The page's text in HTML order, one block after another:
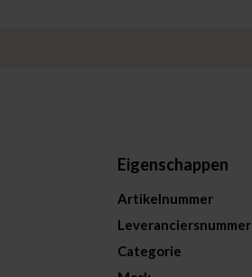
Eigenschappen
Artikelnummer
Leveranciersnummer
Categorie